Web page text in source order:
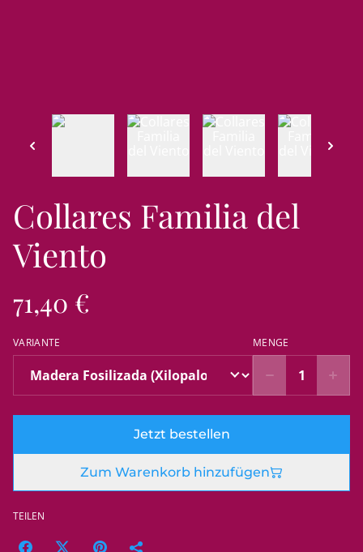
Collares Familia del
Viento
71,40 €
VARIANTE MENGE
Jetzt bestellen
Zum Warenkorb hinzufügen
TEILEN